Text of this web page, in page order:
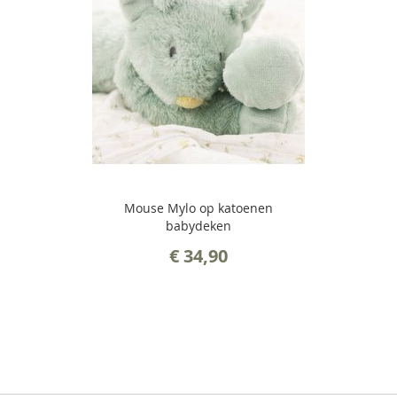
Mouse Mylo op katoenen
babydeken
€ 34,90